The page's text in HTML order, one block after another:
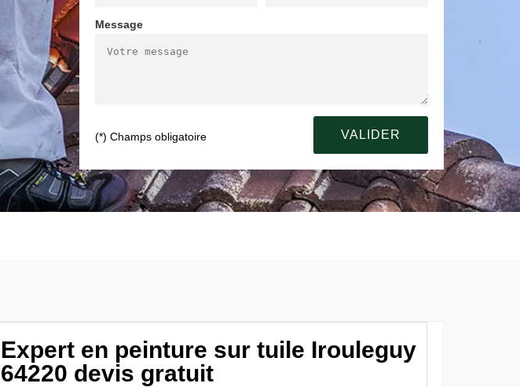
Message
(*) Champs obligatoire
Expert en peinture sur tuile Irouleguy
64220 devis gratuit